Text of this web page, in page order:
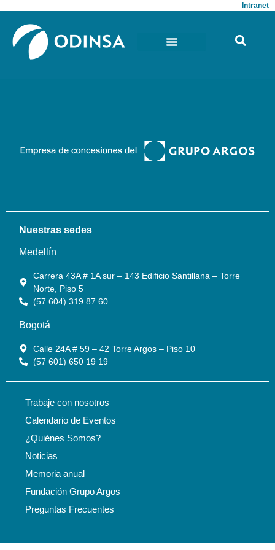
Intranet
Nuestras sedes
Medellín
Carrera 43A # 1A sur – 143 Edificio Santillana – Torre
Norte, Piso 5
(57 604) 319 87 60
Bogotá
Calle 24A # 59 – 42 Torre Argos – Piso 10
(57 601) 650 19 19
Trabaje con nosotros
Calendario de Eventos
¿Quiénes Somos?
Noticias
Memoria anual
Fundación Grupo Argos
Preguntas Frecuentes